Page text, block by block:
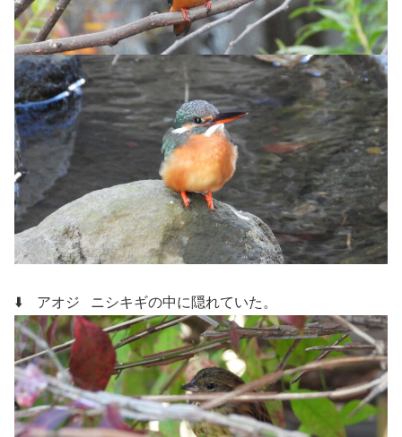
⬇️ アオジ ニシキギの中に隠れていた。